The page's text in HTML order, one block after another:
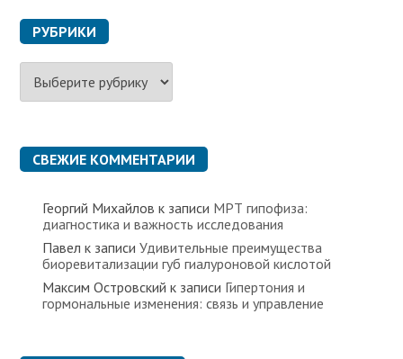
РУБРИКИ
б
к
и СВЕЖИЕ КОММЕНТАРИИ
Георгий Михайлов к записи МРТ гипофиза:
диагностика и важность исследования
Павел к записиУдивительные преимущества
биоревитализации губ гиалуроновой кислотой
Максим Островский к записи Гипертония и
гормональные изменения: связь и управление